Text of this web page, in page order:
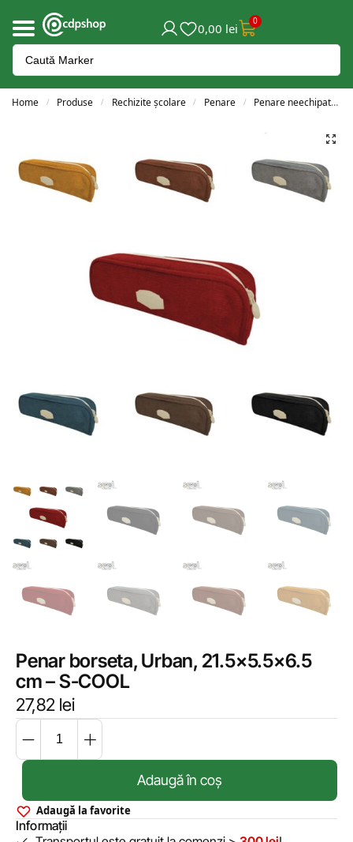
0,00 lei 0
Home / Produse / Rechizite școlare / Penare / Penare neechipate
Penar borseta, Urban, 21.5×5.5×6.5
cm – S-COOL
27,82 lei
Adaugă în coș
Adaugă la favorite
Informații